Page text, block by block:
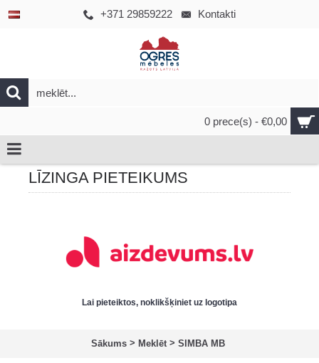
+371 29859222 Kontakti
0 prece(s) - €0,00
LĪZINGA PIETEIKUMS
Lai pieteiktos, noklikšķiniet uz logotipa
Sākums > Meklēt > SIMBA MB